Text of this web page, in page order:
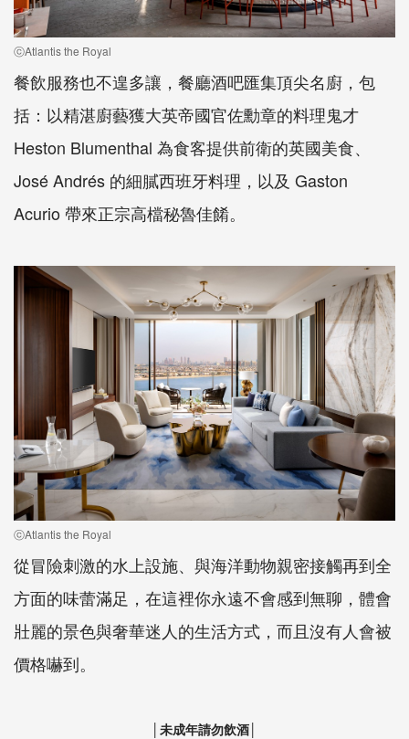
ⓒAtlantis the Royal
餐飲服務也不遑多讓，餐廳酒吧匯集頂尖名廚，包
括：以精湛廚藝獲大英帝國官佐勳章的料理鬼才
Heston Blumenthal 為食客提供前衛的英國美食、
José Andrés 的細膩西班牙料理，以及 Gaston
Acurio 帶來正宗高檔秘魯佳餚。
ⓒAtlantis the Royal
從冒險刺激的水上設施、與海洋動物親密接觸再到全
方面的味蕾滿足，在這裡你永遠不會感到無聊，體會
壯麗的景色與奢華迷人的生活方式，而且沒有人會被
價格嚇到。
│未成年請勿飲酒│